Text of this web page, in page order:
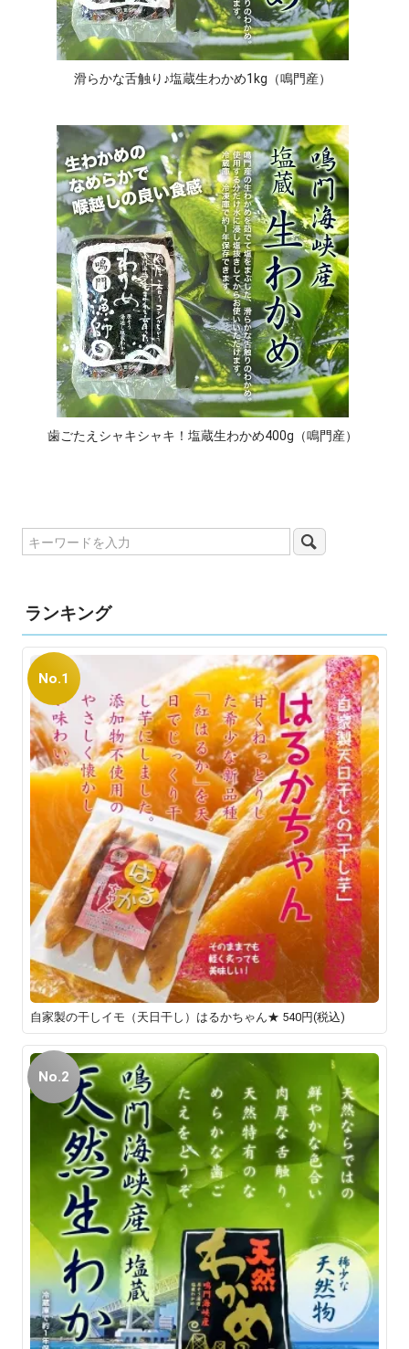
滑らかな舌触り♪塩蔵生わかめ1kg（鳴門産）
歯ごたえシャキシャキ！塩蔵生わかめ400g（鳴門産）
ランキング
No.1
自家製の干しイモ（天日干し）はるかちゃん★ 540円(税込)
No.2